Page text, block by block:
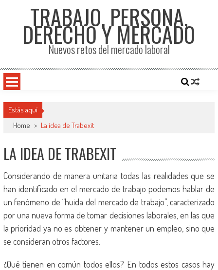
TRABAJO, PERSONA,
DERECHO Y MERCADO
Nuevos retos del mercado laboral
Estás aquí
Home > La idea de Trabexit
LA IDEA DE TRABEXIT
Considerando de manera unitaria todas las realidades que se
han identificado en el mercado de trabajo podemos hablar de
un fenómeno de “huida del mercado de trabajo”, caracterizado
por una nueva forma de tomar decisiones laborales, en las que
la prioridad ya no es obtener y mantener un empleo, sino que
se consideran otros factores.
¿Qué tienen en común todos ellos? En todos estos casos hay